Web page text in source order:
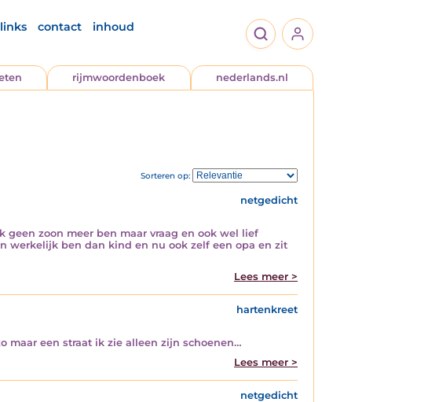
links contact inhoud
rijmwoordenboek nederlands.nl
Sorteren op:
netgedicht
zoon meer ben maar vraag en ook wel lief
werkelijk ben dan kind en nu ook zelf een opa en zit
Lees meer >
hartenkreet
maar een straat ik zie alleen zijn schoenen…
Lees meer >
netgedicht